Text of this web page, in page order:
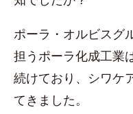
ポーラ・オルビスグ
担うポーラ化成工業
続けており、シワケ
てきました。